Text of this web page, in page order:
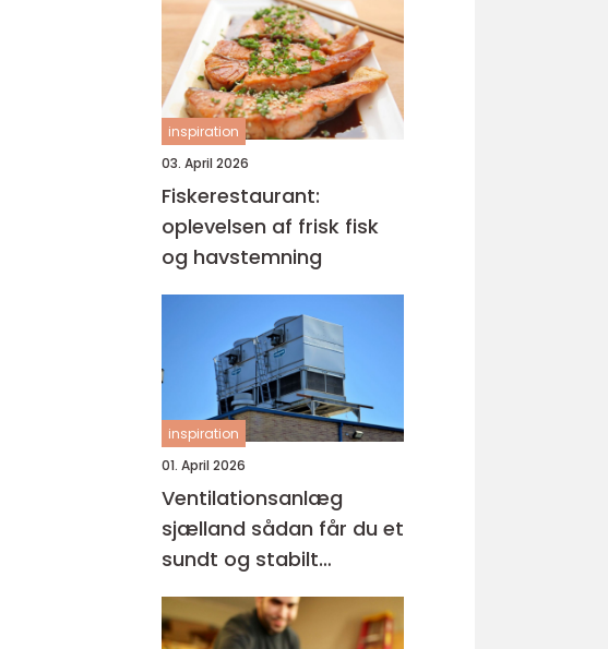
inspiration
03. April 2026
Fiskerestaurant:
oplevelsen af frisk fisk
og havstemning
inspiration
01. April 2026
Ventilationsanlæg
sjælland sådan får du et
sundt og stabilt
indeklima